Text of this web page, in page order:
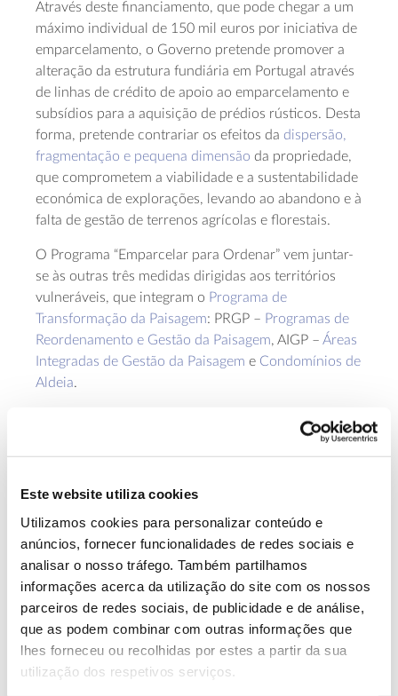
Este website utiliza cookies
Utilizamos cookies para personalizar conteúdo e
anúncios, fornecer funcionalidades de redes sociais e
analisar o nosso tráfego. Também partilhamos
informações acerca da utilização do site com os nossos
parceiros de redes sociais, de publicidade e de análise,
que as podem combinar com outras informações que
lhes forneceu ou recolhidas por estes a partir da sua
utilização dos respetivos serviços.
Através deste financiamento, que pode chegar a um
máximo individual de 150 mil euros por iniciativa de
emparcelamento, o Governo pretende promover a
alteração da estrutura fundiária em Portugal através
de linhas de crédito de apoio ao emparcelamento e
subsídios para a aquisição de prédios rústicos. Desta
forma, pretende contrariar os efeitos da dispersão,
fragmentação e pequena dimensão da propriedade,
que comprometem a viabilidade e a sustentabilidade
económica de explorações, levando ao abandono e à
falta de gestão de terrenos agrícolas e florestais.
O Programa “Emparcelar para Ordenar” vem juntar-
se às outras três medidas dirigidas aos territórios
vulneráveis, que integram o Programa de
Transformação da Paisagem: PRGP – Programas de
Reordenamento e Gestão da Paisagem, AIGP – Áreas
Integradas de Gestão da Paisagem e Condomínios de
Aldeia.
Gestão e valorização do território
Durante a apresentação do projeto, que decorreu em
dezembro de 2021, o Secretário de Estado da
Conservação da Natureza, das Florestas e do
Ordenamento do Território, João Paulo Catarino,
lembrou que, atualmente, as regiões Norte e Centro
representam 54% do território nacional, mas
concentram 85% dos prédios rústicos, num total que
pode chegar aos 11,5 milhões de propriedades.